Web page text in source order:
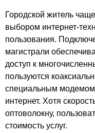
поселок Станции Тысья
поселок Павловка
поселок Сельцо
поселок Крахмального
поселок
поселок
поселок Санатория
деревня Агламазово
деревня Аргамаково
Городской житель
выбором интернет-
пользования.
магистрали
доступ к
пользуются
специальным
интернет. Хотя
оптоволокну,
стоимость услуг.